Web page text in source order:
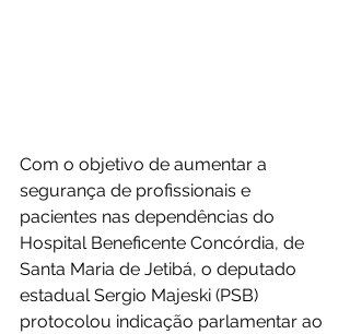
Com o objetivo de aumentar a
segurança de profissionais e
pacientes nas dependências do
Hospital Beneficente Concórdia, de
Santa Maria de Jetibá, o deputado
estadual Sergio Majeski (PSB)
protocolou indicação parlamentar ao